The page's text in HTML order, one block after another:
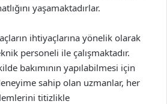
yaşamaktadırlar.
ihtiyaçlarına yönelik olarak
personeli ile çalışmaktadır.
bakımının yapılabilmesi için
sahip olan uzmanlar, her
titizlikle